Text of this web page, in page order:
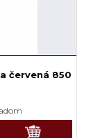
červená 850